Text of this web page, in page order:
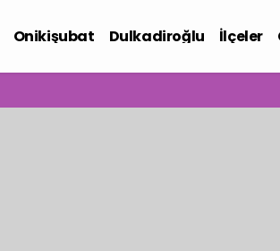
Onikişubat Dulkadiroğlu İlçeler